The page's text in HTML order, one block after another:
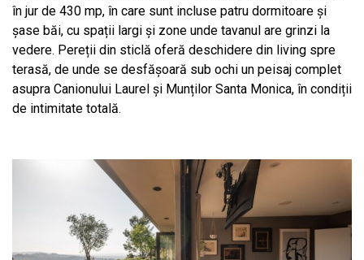
în jur de 430 mp, în care sunt incluse patru dormitoare și
șase băi, cu spații largi și zone unde tavanul are grinzi la
vedere. Pereții din sticlă oferă deschidere din living spre
terasă, de unde se desfășoară sub ochi un peisaj complet
asupra Canionului Laurel și Munților Santa Monica, în condiții
de intimitate totală.